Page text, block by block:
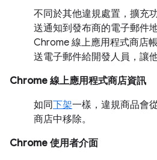
不同於其他違規處置，擴充
送通知到發布商的電子郵件
Chrome 線上應用程式商店
送電子郵件給開發人員，讓
Chrome 線上應用程式商店資訊
如同下架一樣，違規商品會
商店中移除。
Chrome 使用者介面